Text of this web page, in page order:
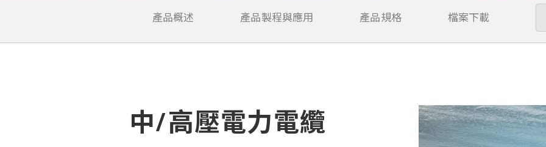
產品概述 產品製程與應用 產品規格 檔案下載
中/高壓電力電纜